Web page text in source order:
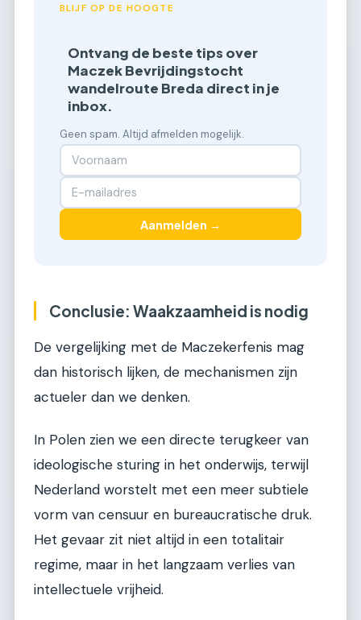
BLIJF OP DE HOOGTE
Ontvang de beste tips over
Maczek Bevrijdingstocht
wandelroute Breda direct in je
inbox.
Geen spam. Altijd afmelden mogelijk.
Aanmelden →
Conclusie: Waakzaamheid is nodig
De vergelijking met de Maczekerfenis mag
dan historisch lijken, de mechanismen zijn
actueler dan we denken.
In Polen zien we een directe terugkeer van
ideologische sturing in het onderwijs, terwijl
Nederland worstelt met een meer subtiele
vorm van censuur en bureaucratische druk.
Het gevaar zit niet altijd in een totalitair
regime, maar in het langzaam verlies van
intellectuele vrijheid.